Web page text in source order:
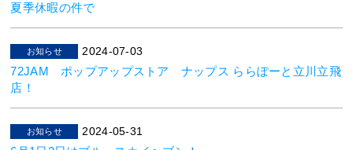
夏季休暇の件で
お知らせ 2024-07-03
72JAM ポップアップストア ナップス ららぽーと立川立飛
店！
お知らせ 2024-05-31